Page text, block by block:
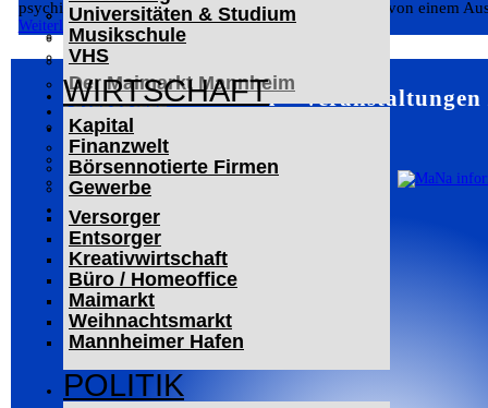
Universitäten & Studium
Musikschule
VHS
WIRTSCHAFT
Kapital
Finanzwelt
Börsennotierte Firmen
Gewerbe
Versorger
Entsorger
Kreativwirtschaft
Büro / Homeoffice
Maimarkt
Weihnachtsmarkt
Mannheimer Hafen
POLITIK
Der Mannheimer Wasserturm
Das Technoseum Mannheim
Die Alte Feuerwache
Der Maimarkt Mannheim
LESERBRIEFE
ARCHIV
Das Neueste
Leitartikel
WERBUNG
psychiatrischen Einrichtung untergebracht und kehrte von einem
Weiterlesen
Mannheim – Veranstaltungen